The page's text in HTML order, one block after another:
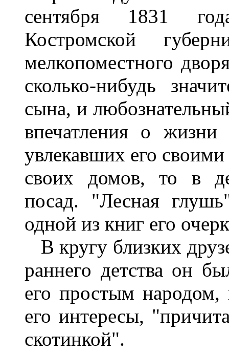
сентября 1831
Костромской
мелкопоместного
сколько-нибудь
сына, и
впечатления о жизни
увлекавших его
своих домов, то в
посад. "Лесная
одной из книг его
В кругу близких
раннего детства он
его простым народом,
его интересы,
скотинкой".